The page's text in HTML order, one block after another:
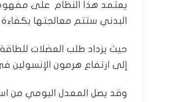
يعتمد هذا النظام على
البدني ستتم معالجتها بكفاءة
حيث يزداد طلب العضلات
إلى ارتفاع هرمون